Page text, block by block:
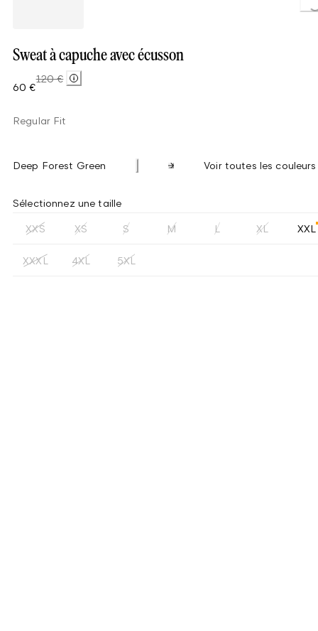
Sweat à capuche avec écusson
60 €
120 €
Regular Fit
Deep Forest Green Voir toutes les couleurs
Sélectionnez une taille
XXS XS S M L XL XXL
XXXL 4XL 5XL